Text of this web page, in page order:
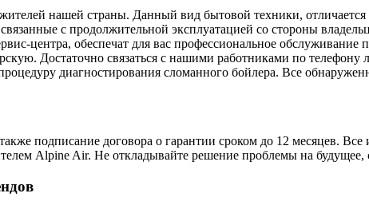
нашей страны. Данный вид бытовой техники,
с продолжительной эксплуатацией со стороны
центра, обеспечат для вас профессиональное
Достаточно связаться с нашими работниками по
диагностирования сломанного бойлера. Все
подписание договора о гарантии сроком до 12 месяцев. Все
Alpine Air. Не откладывайте решение проблемы на будущее,